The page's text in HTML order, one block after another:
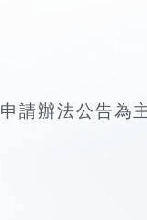
請辦法公告為